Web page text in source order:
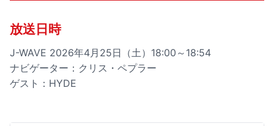
放送日時
J-WAVE 2026年4月25日（土）18:00～18:54
ナビゲーター：クリス・ペプラー
ゲスト：HYDE